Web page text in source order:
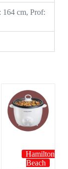
cm, Prof:
Hamilton
Beach